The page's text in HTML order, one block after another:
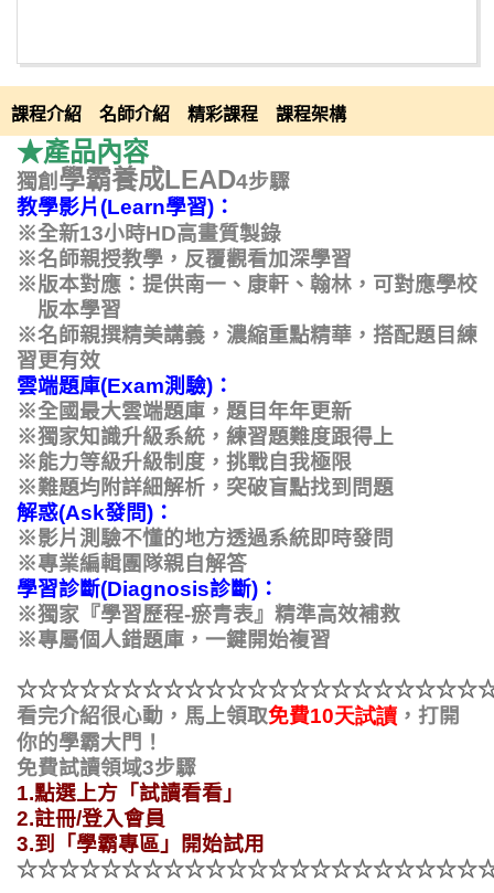
課程介紹 名師介紹 精彩課程 課程架構
課程介紹
★產品內容
獨創學霸養成LEAD4步驟
教學影片(Learn學習) ：
※全新13小時HD高畫質製錄
※名師親授教學，反覆觀看加深學習
※版本對應：提供南一、康軒、翰林，可對應學校
版本學習
※名師親撰精美講義 ，濃縮重點精華，搭配題目練
習更有效
雲端題庫(Exam測驗)：
※全國最大雲端題庫，題目年年更新
※獨家知識升級系統，練習題難度跟得上
※能力等級升級制度，挑戰自我極限
※難題均附詳細解析，突破盲點找到問題
解惑(As k發問) ：
※影片測驗不懂的地方透過系統即時發問
※專業編輯團隊親自解答
學習診斷(Diagnosis診斷)：
※獨家『學習歷程-瘀青表』精準高效補救
※專屬個人錯題庫，一鍵開始複習
☆☆☆☆☆☆☆☆☆☆☆☆☆☆☆☆☆☆☆☆☆☆
看完介紹很心動，馬上領取免費10天試讀 ，打開
你的學霸大門！
免費試讀領域3步驟
1.點選上方「試讀看看」
2.註冊/登入會員
3.到「學霸專區」開始試用
☆☆☆☆☆☆☆☆☆☆☆☆☆☆☆☆☆☆☆☆☆☆